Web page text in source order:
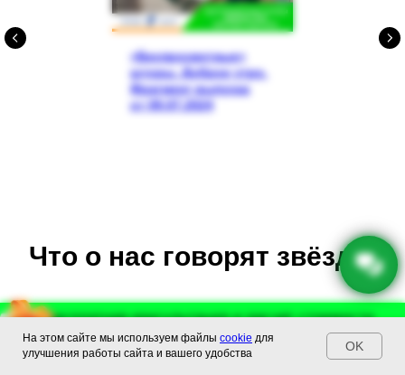
Бесплатная консультация и расчет стоимости
+74993023130
Бесплатная консультация и расчет стоимости
+74993023130
29 : 38
«Беспросветные»
шторы. Доброе утро.
Фрагмент выпуска
от 09.07.2024
Что о нас говорят звёзды
На этом сайте мы используем файлы cookie для
улучшения работы сайта и вашего удобства
OK